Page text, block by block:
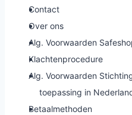
Contact
Over ons
Alg. Voorwaarden
Klachtenprocedure
Alg. Voorwaarden
toepassing in
Betaalmethoden